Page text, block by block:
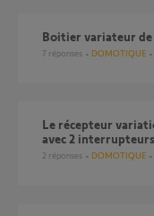
Boitier variateur
7 réponses DOMOTIQUE
Le récepteur variation io zymo 1822663 est-il compatible
avec 2
2 réponses DOMOTIQUE